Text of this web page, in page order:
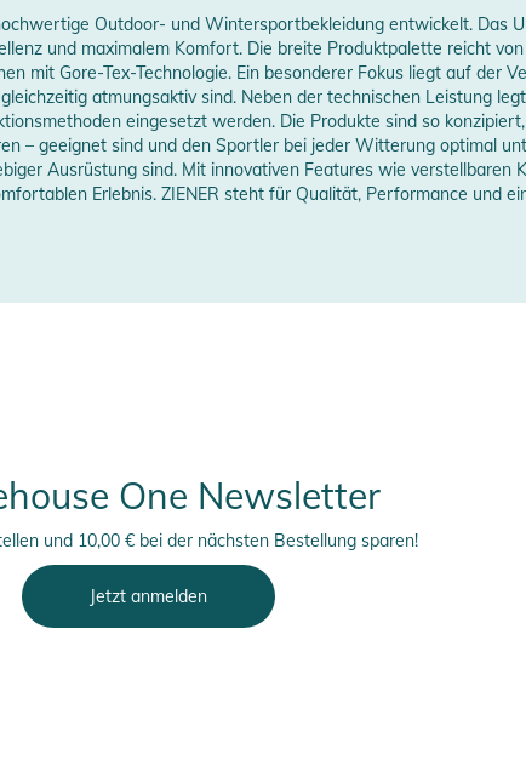
Outdoor- und Wintersportbekleidung entwickelt. Das
und maximalem Komfort. Die breite Produktpalette reicht
mit Gore-Tex-Technologie. Ein besonderer Fokus liegt auf der
atmungsaktiv sind. Neben der technischen Leistung
eingesetzt werden. Die Produkte sind so
– geeignet sind und den Sportler bei jeder Witterung optimal
Ausrüstung sind. Mit innovativen Features wie verstellbaren
Erlebnis. ZIENER steht für Qualität, Performance und
One Newsletter
und 10,00 € bei der nächsten Bestellung sparen!
Jetzt anmelden